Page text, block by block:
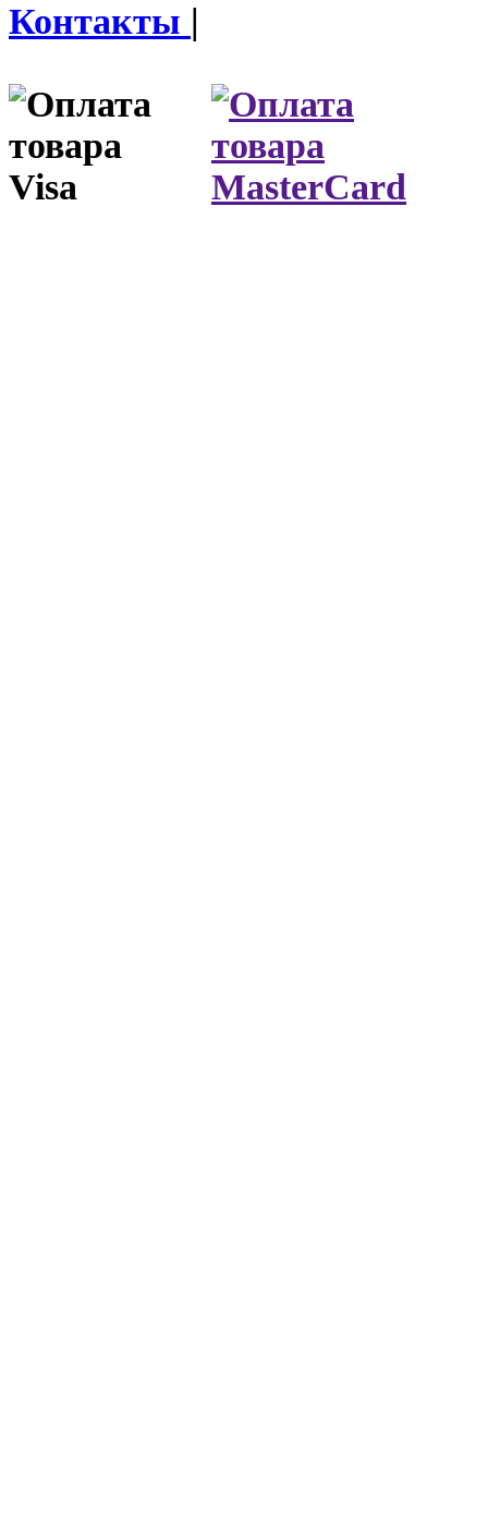
Контакты |